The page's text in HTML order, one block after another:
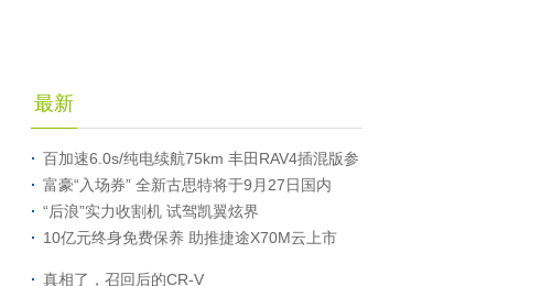
最新
百加速6.0s/纯电续航75km 丰田RAV4插混版参
富豪“入场券” 全新古思特将于9月27日国内
“后浪”实力收割机 试驾凯翼炫界
10亿元终身免费保养 助推捷途X70M云上市
真相了，召回后的CR-V